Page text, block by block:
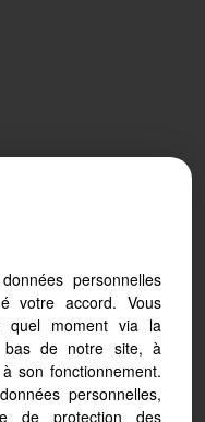
Toulouse
personnelles
votre accord. Vous
quel moment via la
bas de notre site, à
son fonctionnement.
personnelles,
de protection des